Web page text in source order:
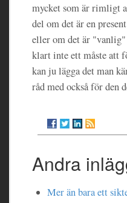
mycket som är rimligt
del om det är en
eller om det är "vanlig"
klart inte ett måste att
kan ju lägga det man
råd med också för den
Andra
Mer än bara ett